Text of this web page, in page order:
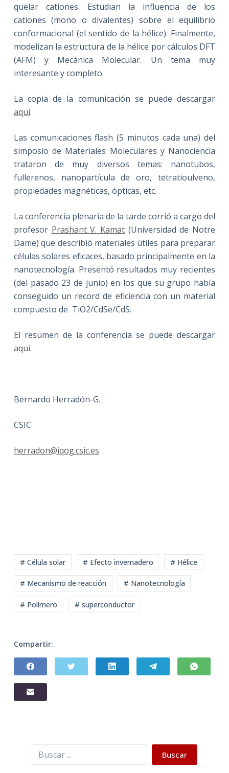
quelar cationes. Estudian la influencia de los
cationes (mono o divalentes) sobre el equilibrio
conformacional (el sentido de la hélice). Finalmente,
modelizan la estructura de la hélice por cálculos DFT
(AFM) y Mecánica Molecular. Un tema muy
interesante y completo.
La copia de la comunicación se puede descargar
aquí.
Las comunicaciones flash (5 minutos cada una) del
simposio de Materiales Moleculares y Nanociencia
trataron de muy diversos temas: nanotubos,
fullerenos, nanopartícula de oro, tetratioulveno,
propiedades magnéticas, ópticas, etc.
La conferencia plenaria de la tarde corrió a cargo del
profesor Prashant V. Kamat (Universidad de Notre
Dame) que describió materiales útiles para preparar
células solares eficaces, basado principalmente en la
nanotecnología. Presentó resultados muy recientes
(del pasado 23 de junio) en los que su grupo había
conseguido un record de eficiencia con un material
compuesto de TiO2/CdSe/CdS.
El resumen de la conferencia se puede descargar
aquí.
Bernardo Herradón-G.
CSIC
herradon@iqog.csic.es
# Célula solar # Efecto invernadero # Hélice
# Mecanismo de reacción # Nanotecnología
# Polímero # superconductor
Compartir:
Buscar Buscar